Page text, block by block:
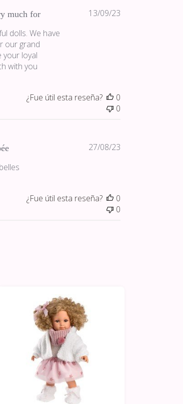
much for
dolls. We have
our grand
your loyal
with you
Fecha
13/09/23
¿Fue útil esta reseña?
0
0
Fecha
27/08/23
¿Fue útil esta reseña?
0
0